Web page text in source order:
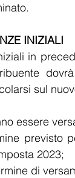
INIZIALI
in
sul
essere
previsto
2023;
di